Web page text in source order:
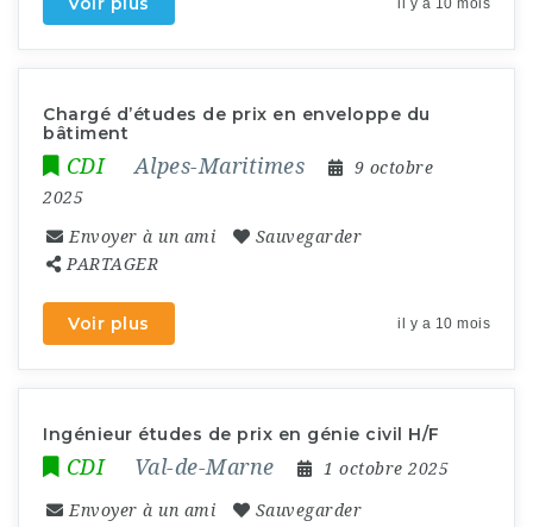
il y a 10 mois
Chargé d’études de prix en enveloppe du
bâtiment
CDI Alpes-Maritimes
9 octobre
2025
Envoyer à un ami
Sauvegarder
PARTAGER
Voir plus il y a 10 mois
Ingénieur études de prix en génie civil H/F
CDI Val-de-Marne 1 octobre 2025
Envoyer à un ami
Sauvegarder